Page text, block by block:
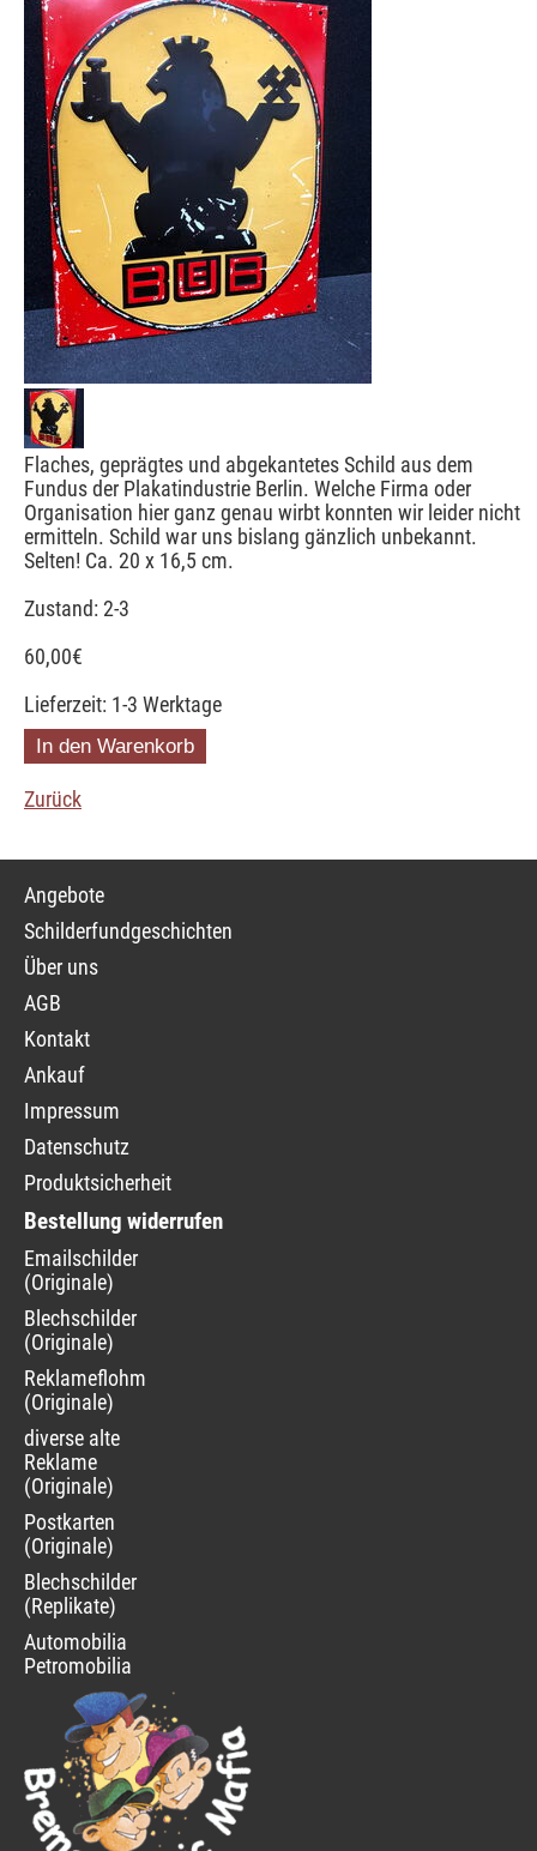
Flaches, geprägtes und abgekantetes Schild aus dem
Fundus der Plakatindustrie Berlin. Welche Firma oder
Organisation hier ganz genau wirbt konnten wir leider nicht
ermitteln. Schild war uns bislang gänzlich unbekannt.
Selten! Ca. 20 x 16,5 cm.
Zustand: 2-3
60,00€
Lieferzeit: 1-3 Werktage
Zurück
Navigation
überspringen
Angebote
Schilderfundgeschichten
Über uns
AGB
Kontakt
Ankauf
Impressum
Datenschutz
Produktsicherheit
Bestellung widerrufen
Navigation
überspringen
Emailschilder
(Originale)
Blechschilder
(Originale)
Reklameflohmarkt
(Originale)
diverse alte
Reklame
(Originale)
Postkarten
(Originale)
Blechschilder
(Replikate)
Automobilia
Petromobilia